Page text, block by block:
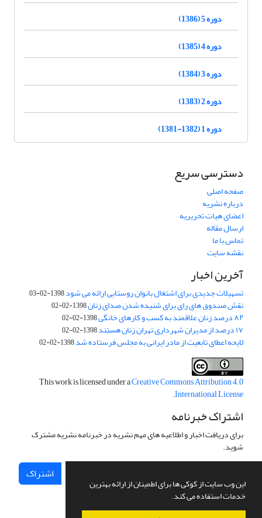
این وب سایت از کوکی ها برای اطمینان از ارائه بهترین
خدمات استفاده می کند.
دوره 5 (1386)
دوره 4 (1385)
دوره 3 (1384)
دوره 2 (1383)
دوره 1 (1382-1381)
دسترسی سریع
صفحه اصلی
درباره نشریه
اعضای هیات تحریریه
ارسال مقاله
تماس با ما
نقشه سایت
آخرین اخبار
تسهیلات جدیدی برای اشتغال بانوان روستایی ارائه می شود1398-02-03
نقش صندوق های رای برای شنیده شدن صدای زنان1398-02-02
۸۲ درصد زنان علاقمند به کسب و کارهای خانگی 1398-02-02
۱۷ درصد از مدیران شهرداری تهران زنان هستند 1398-02-02
لایحه اعطای تابعیت از مادر ایرانی به مجلس فرستاده شد1398-02-02
This work is licensed under aCreative Commons Attribution 4.0
International License
.
اشتراک خبرنامه
برای دریافت اخبار و اطلاعیه های مهم نشریه در خبرنامه نشریه مشترک
شوید.
اشتراک